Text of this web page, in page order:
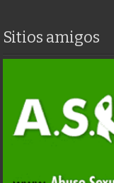
Sitios amigos